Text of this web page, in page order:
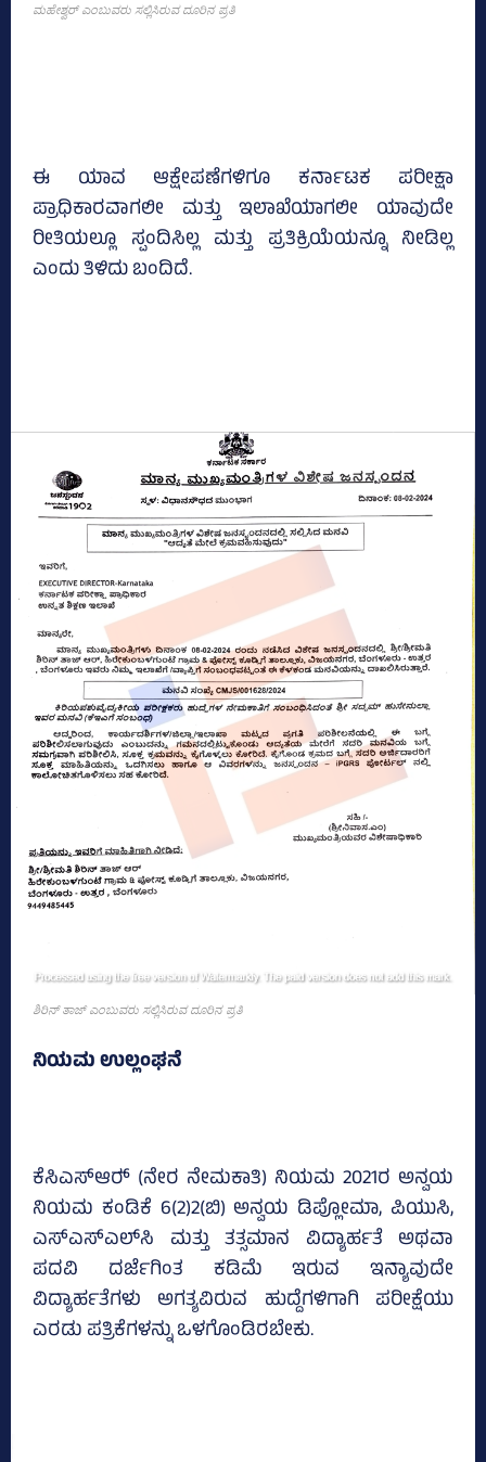
ಮಹೇಶ್ವರ್ ಎಂಬುವರು ಸಲ್ಲಿಸಿರುವ ದೂರಿನ ಪ್ರತಿ
ಈ ಯಾವ ಆಕ್ಷೇಪಣೆಗಳಿಗೂ ಕರ್ನಾಟಕ ಪರೀಕ್ಷಾ
ಪ್ರಾಧಿಕಾರವಾಗಲೀ ಮತ್ತು ಇಲಾಖೆಯಾಗಲೀ ಯಾವುದೇ
ರೀತಿಯಲ್ಲೂ ಸ್ಪಂದಿಸಿಲ್ಲ ಮತ್ತು ಪ್ರತಿಕ್ರಿಯೆಯನ್ನೂ ನೀಡಿಲ್ಲ
ಎಂದು ತಿಳಿದು ಬಂದಿದೆ.
ಶಿರಿನ್‌ ತಾಜ್‌ ಎಂಬುವರು ಸಲ್ಲಿಸಿರುವ ದೂರಿನ ಪ್ರತಿ
ನಿಯಮ ಉಲ್ಲಂಘನೆ
ಕೆಸಿಎಸ್‌ಆರ್‍‌ (ನೇರ ನೇಮಕಾತಿ) ನಿಯಮ 2021ರ ಅನ್ವಯ
ನಿಯಮ ಕಂಡಿಕೆ 6(2)2(ಬಿ) ಅನ್ವಯ ಡಿಪ್ಲೋಮಾ, ಪಿಯುಸಿ,
ಎಸ್‌ಎಸ್‌ಎಲ್‌ಸಿ ಮತ್ತು ತತ್ಸಮಾನ ವಿದ್ಯಾರ್ಹತೆ ಅಥವಾ
ಪದವಿ ದರ್ಜೆಗಿಂತ ಕಡಿಮೆ ಇರುವ ಇನ್ಯಾವುದೇ
ವಿದ್ಯಾರ್ಹತೆಗಳು ಅಗತ್ಯವಿರುವ ಹುದ್ದೆಗಳಿಗಾಗಿ ಪರೀಕ್ಷೆಯು
ಎರಡು ಪತ್ರಿಕೆಗಳನ್ನು ಒಳಗೊಂಡಿರಬೇಕು.